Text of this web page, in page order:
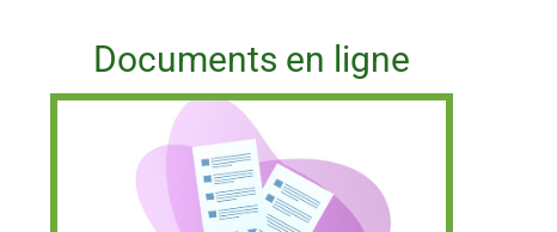
Documents en ligne